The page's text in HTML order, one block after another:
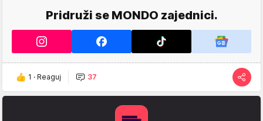
Pridruži se MONDO zajednici.
1 · Reaguj 37